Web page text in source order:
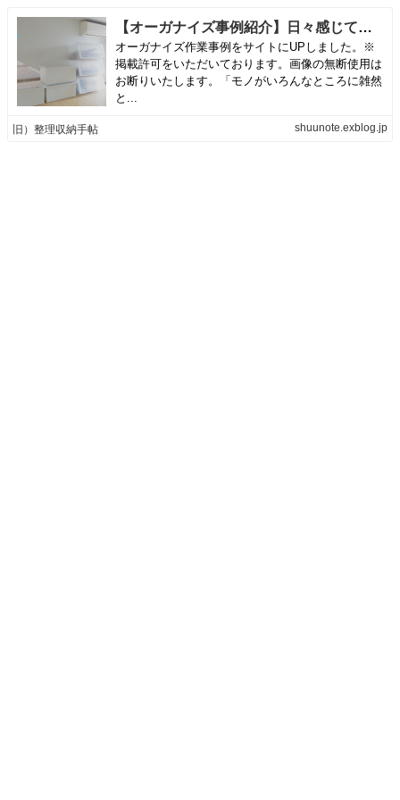
【オーガナイズ事例紹介】日々感じていた「ちょっと不便だな」を的確にまとめ整理してくださったことにプロとしてのすごさを感じました。 | 旧）整理収納手帖
オーガナイズ作業事例をサイトにUPしました。※
掲載許可をいただいております。画像の無断使用は
お断りいたします。「モノがいろんなところに雑然
と...
旧）整理収納手帖 shuunote.exblog.jp